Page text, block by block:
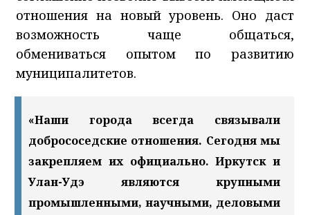
отношения на новый уровень. Оно даст
возможность чаще общаться,
обмениваться опытом по развитию
муниципалитетов.
«Наши города всегда связывали
добрососедские отношения. Сегодня мы
закрепляем их официально. Иркутск и
Улан-Удэ являются крупными
промышленными, научными, деловыми